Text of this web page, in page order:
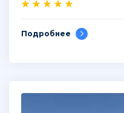
Подробнее